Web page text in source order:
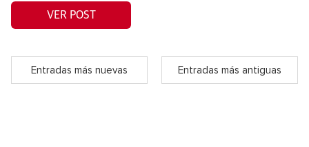
VER POST
Entradas más nuevas Entradas más antiguas